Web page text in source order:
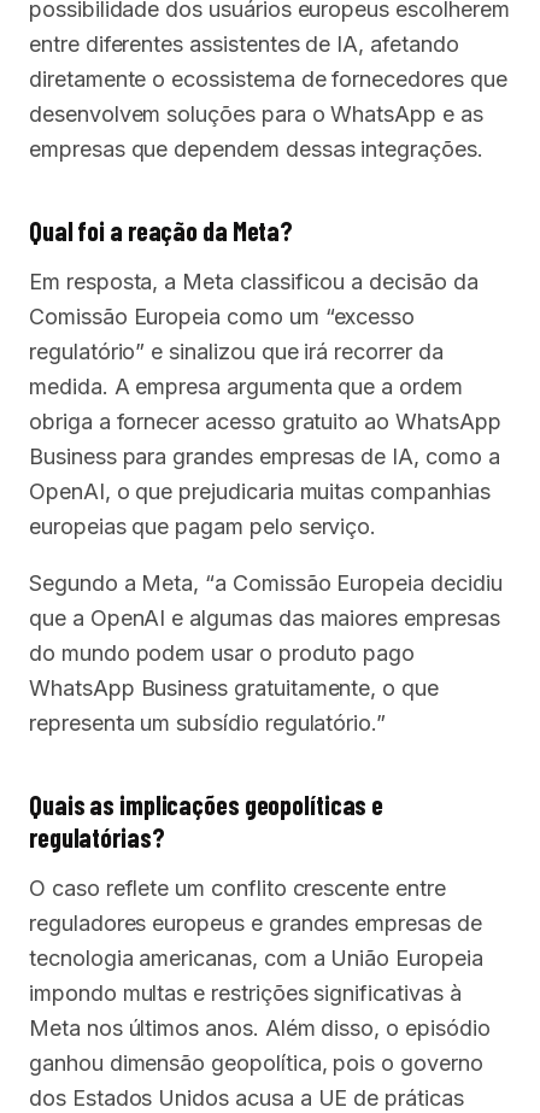
possibilidade dos usuários europeus escolherem
entre diferentes assistentes de IA, afetando
diretamente o ecossistema de fornecedores que
desenvolvem soluções para o WhatsApp e as
empresas que dependem dessas integrações.
Qual foi a reação da Meta?
Em resposta, a Meta classificou a decisão da
Comissão Europeia como um “excesso
regulatório” e sinalizou que irá recorrer da
medida. A empresa argumenta que a ordem
obriga a fornecer acesso gratuito ao WhatsApp
Business para grandes empresas de IA, como a
OpenAI, o que prejudicaria muitas companhias
europeias que pagam pelo serviço.
Segundo a Meta, “a Comissão Europeia decidiu
que a OpenAI e algumas das maiores empresas
do mundo podem usar o produto pago
WhatsApp Business gratuitamente, o que
representa um subsídio regulatório.”
Quais as implicações geopolíticas e
regulatórias?
O caso reflete um conflito crescente entre
reguladores europeus e grandes empresas de
tecnologia americanas, com a União Europeia
impondo multas e restrições significativas à
Meta nos últimos anos. Além disso, o episódio
ganhou dimensão geopolítica, pois o governo
dos Estados Unidos acusa a UE de práticas